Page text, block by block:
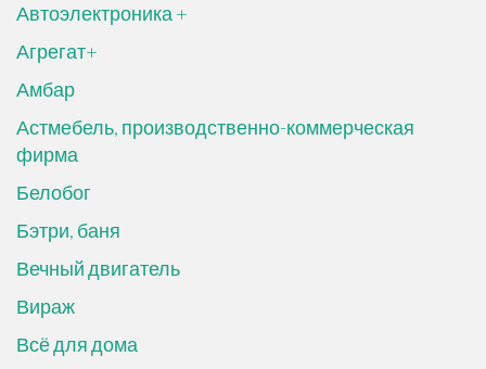
Автоэлектроника +
Агрегат+
Амбар
Астмебель, производственно-коммерческая
фирма
Белобог
Бэтри, баня
Вечный двигатель
Вираж
Всё для дома